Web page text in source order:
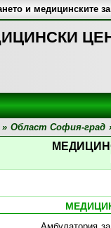
и медицинските
» Област София-град